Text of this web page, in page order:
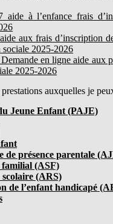
à l’enfance frais
aux frais d’inscription
2025-2026
en ligne aide aux
2025-2026
auxquelles je
Jeune Enfant (PAJE)
présence parentale
familial (ASF)
(ARS)
de l’enfant handicapé